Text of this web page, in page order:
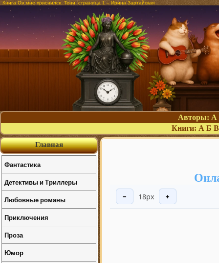
Книга Он мне приснился. Тени, страница 1 – Ирина Зартайская
Авторы: А
Книги: А Б В
− 18px +
Главная
Фантастика
Детективы и Триллеры
Любовные романы
Приключения
Проза
Юмор